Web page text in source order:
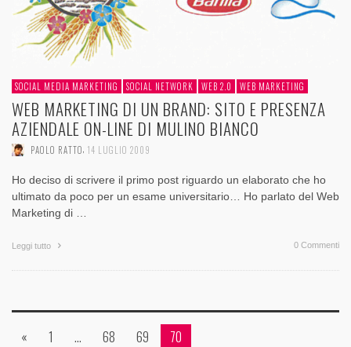
SOCIAL MEDIA MARKETING SOCIAL NETWORK WEB 2.0 WEB MARKETING
WEB MARKETING DI UN BRAND: SITO E PRESENZA
AZIENDALE ON-LINE DI MULINO BIANCO
PAOLO RATTO 14 LUGLIO 2009
Ho deciso di scrivere il primo post riguardo un elaborato che ho
ultimato da poco per un esame universitario… Ho parlato del Web
Marketing di …
Leggi tutto 0 Commenti
« 1 … 68 69 70